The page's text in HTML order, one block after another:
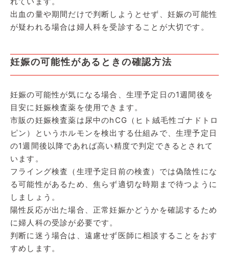
出血の量や期間だけで判断しようとせず、妊娠の可能性
が疑われる場合は婦人科を受診することが大切です。
妊娠の可能性があるときの確認方法
妊娠の可能性が気になる場合、生理予定日の1週間後を
目安に妊娠検査薬を使用できます。
市販の妊娠検査薬は尿中のhCG（ヒト絨毛性ゴナドトロ
ピン）というホルモンを検出する仕組みで、生理予定日
の1週間後以降であれば高い精度で判定できるとされて
います。
フライング検査（生理予定日前の検査）では偽陰性にな
る可能性があるため、焦らず適切な時期まで待つように
しましょう。
陽性反応が出た場合、正常妊娠かどうかを確認するため
に婦人科の受診が必要です。
判断に迷う場合は、遠慮せず医師に相談することをおす
すめします。